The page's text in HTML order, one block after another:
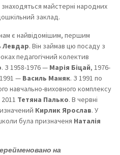
майстерні народних
заклад.
є найвідомішим, першим
Левдар. Він займав цю посаду з
педагогічний колектив
. З 1958-1976 — Марія Біцай, 1976-
— Василь Маняк. З 1991 по
навчально-виховного комплексу
Тетяна Палько. В червні
Кирлик Ярослав. У
була призначеня Наталія
на